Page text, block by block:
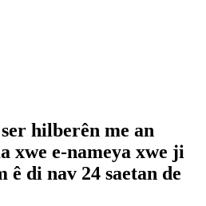
hilberên me an
xwe e-nameya xwe ji
ê di nav 24 saetan de